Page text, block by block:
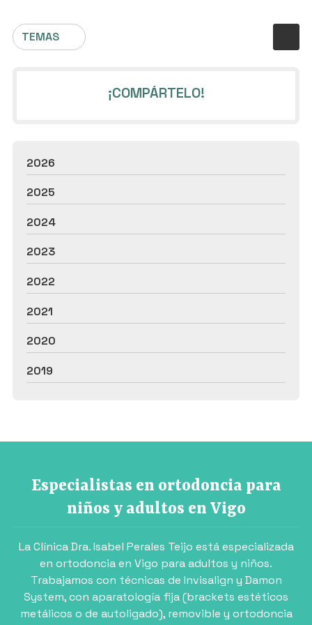
TEMAS
¡COMPÁRTELO!
2026
2025
2024
2023
2022
2021
2020
2019
Especialistas en ortodoncia para
niños y adultos en Vigo
La Clínica Dra. Isabel Perales Teijo está especializada
en ortodoncia en Vigo para adultos y niños.
Trabajamos con técnicas de Invisalign y Damon
System, con aparatología fija (brackets estéticos
metálicos o de autoligado), removible y ortodoncia